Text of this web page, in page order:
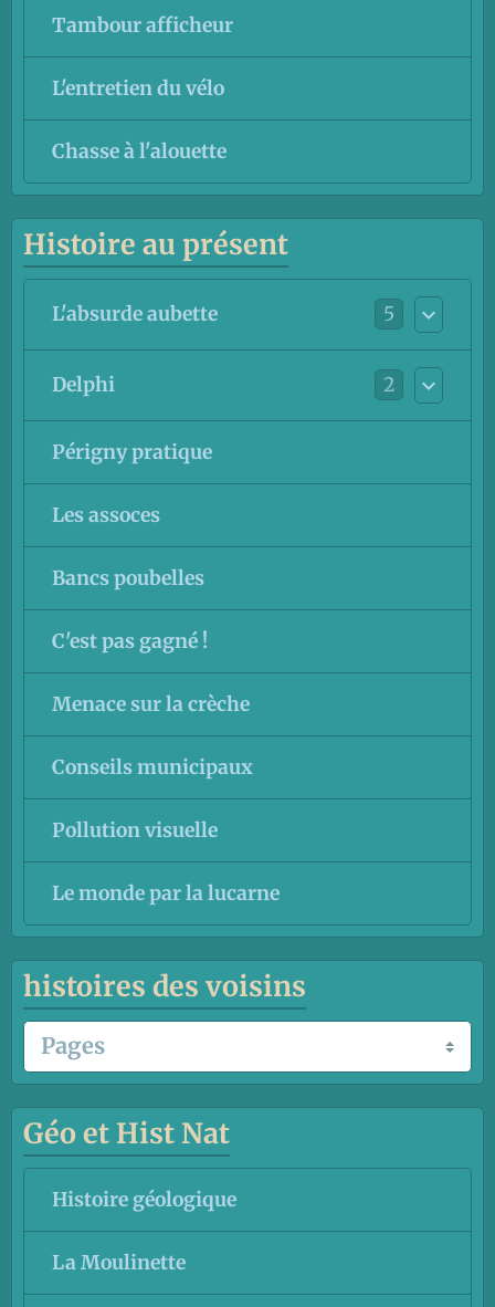
Tambour afficheur
L'entretien du vélo
Chasse à l'alouette
Histoire au présent
L'absurde aubette 5
Delphi 2
Périgny pratique
Les assoces
Bancs poubelles
C'est pas gagné !
Menace sur la crèche
Conseils municipaux
Pollution visuelle
Le monde par la lucarne
histoires des voisins
Géo et Hist Nat
Histoire géologique
La Moulinette